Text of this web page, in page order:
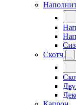
Скотч